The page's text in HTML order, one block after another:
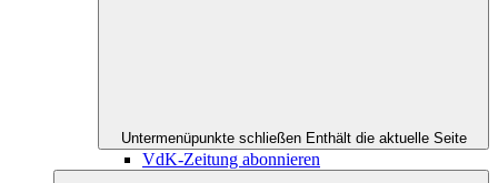
Untermenüpunkte schließen Enthält die aktuelle Seite
VdK-Zeitung abonnieren